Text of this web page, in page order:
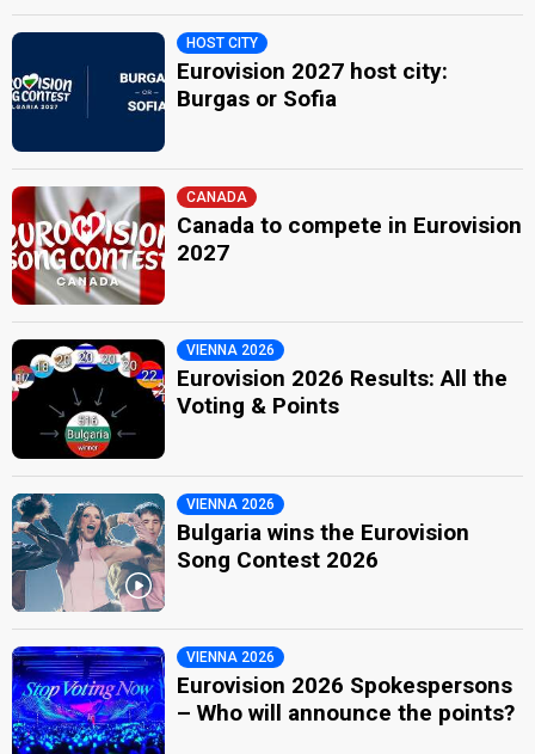
HOST CITY
Eurovision 2027 host city:
Burgas or Sofia
CANADA
Canada to compete in Eurovision
2027
VIENNA 2026
Eurovision 2026 Results: All the
Voting & Points
VIENNA 2026
Bulgaria wins the Eurovision
Song Contest 2026
VIENNA 2026
Eurovision 2026 Spokespersons
– Who will announce the points?